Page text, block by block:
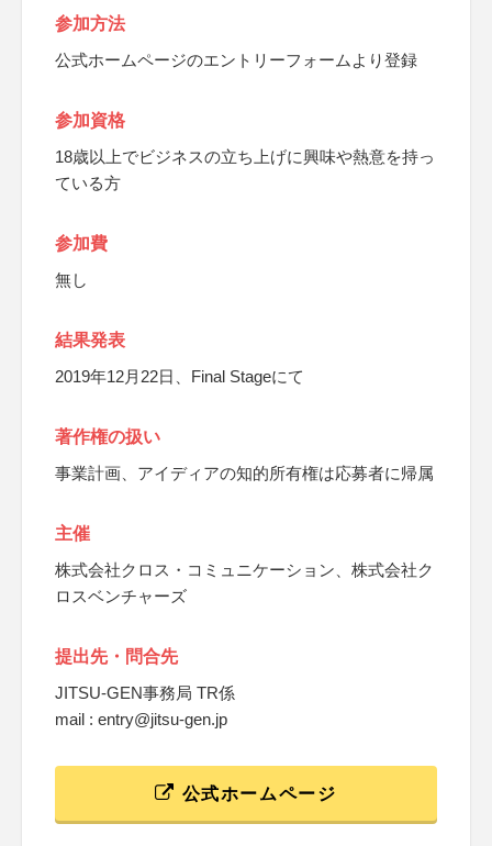
参加方法
公式ホームページのエントリーフォームより登録
参加資格
18歳以上でビジネスの立ち上げに興味や熱意を持っ
ている方
参加費
無し
結果発表
2019年12月22日、Final Stageにて
著作権の扱い
事業計画、アイディアの知的所有権は応募者に帰属
主催
株式会社クロス・コミュニケーション、株式会社ク
ロスベンチャーズ
提出先・問合先
JITSU-GEN事務局 TR係
mail : entry@jitsu-gen.jp
公式ホームページ